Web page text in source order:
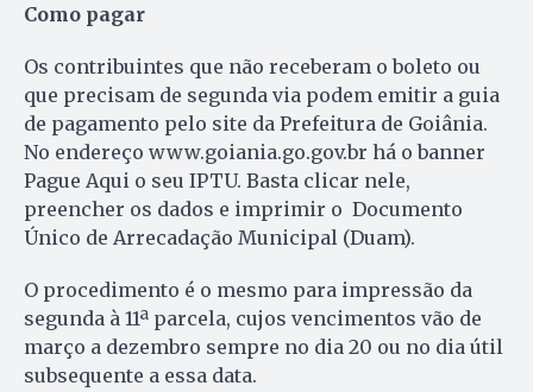
Como pagar
Os contribuintes que não receberam o boleto ou
que precisam de segunda via podem emitir a guia
de pagamento pelo site da Prefeitura de Goiânia.
No endereço www.goiania.go.gov.br há o banner
Pague Aqui o seu IPTU. Basta clicar nele,
preencher os dados e imprimir o Documento
Único de Arrecadação Municipal (Duam).
O procedimento é o mesmo para impressão da
segunda à 11ª parcela, cujos vencimentos vão de
março a dezembro sempre no dia 20 ou no dia útil
subsequente a essa data.